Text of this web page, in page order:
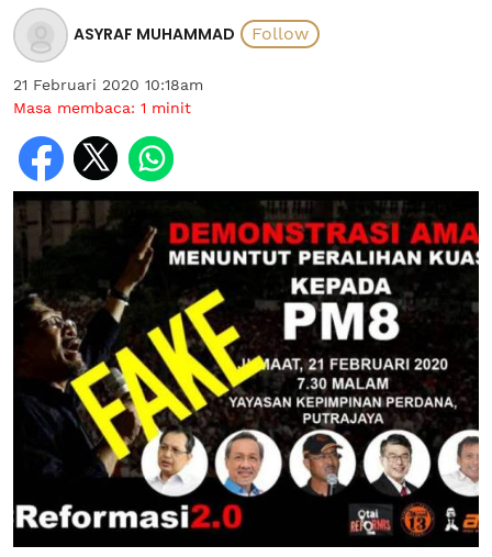
ASYRAF MUHAMMAD
21 Februari 2020 10:18am
Masa membaca: 1 minit